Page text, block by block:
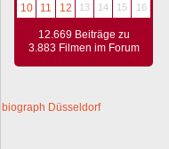
10
11 12 13 14 15 16
12.669 Beiträge zu
3.883 Filmen im Forum
biograph Düsseldorf